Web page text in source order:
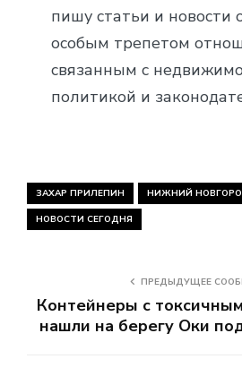
пишу статьи и новости
особым трепетом
связанным с
политикой и
ЗАХАР ПРИЛЕПИН НИЖНИЙ
НОВОСТИ СЕГОДНЯ
ПРЕДЫДУЩЕЕ
Контейнеры с
нашли на берегу Оки